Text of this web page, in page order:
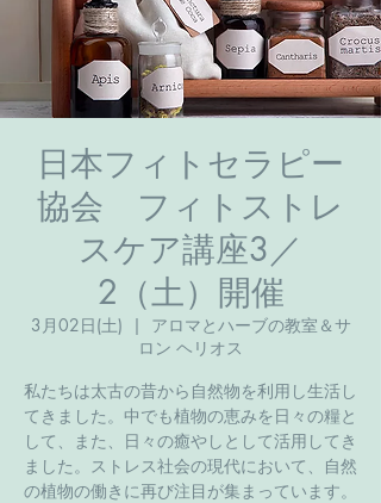
日本フィトセラピー
協会 フィトストレ
スケア講座3／
2（土）開催
3月02日(土)
  |
アロマとハーブの教室＆サ
ロン ヘリオス
私たちは太古の昔から自然物を利用し生活し
てきました。中でも植物の恵みを日々の糧と
して、また、日々の癒やしとして活用してき
ました。ストレス社会の現代において、自然
の植物の働きに再び注目が集まっています。